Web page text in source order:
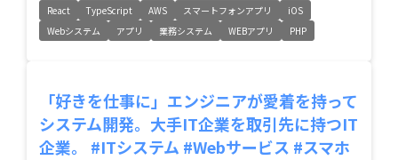
React TypeScript AWS スマートフォンアプリ
iOS
Webシステム
アプリ 業務システム WEBアプリ PHP
「好きを仕事に」エンジニアが愛着を持って
システム開発。大手IT企業を取引先に持つIT
企業。 #ITシステム #Webサービス #スマホ